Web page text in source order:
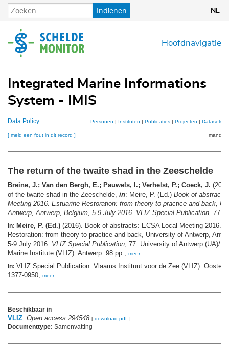
Overslaan
en
de
inhoud
Indienen NL
Hoofdnavigatie
Integrated Marine Informations
System - IMIS
Data Policy Personen | Instituten | Publicaties| Projecten | Datasets
[ meld een fout in dit record ] mandje
The return of the twaite shad in the Zeeschelde
Breine, J.; Van den Bergh, E.; Pauwels, I.; Verhelst, P.; Coeck, J.
of the twaite shad in the Zeeschelde, in: Meire, P. (Ed.) Book of
Meeting 2016. Estuarine Restoration: from theory to practice and back,
Antwerp, Antwerp, Belgium, 5-9 July 2016. VLIZ Special Publication, 77:
In: Meire, P. (Ed.) (2016). Book of abstracts: ECSA Local Meeting 2016.
Restoration: from theory to practice and back, University of Antwerp,
5-9 July 2016. VLIZ Special Publication , 77. University of Antwerp (UA)/
Marine Institute (VLIZ): Antwerp. 98 pp.,
meer
In: VLIZ Special Publication. Vlaams Instituut voor de Zee (VLIZ):
1377-0950,
meer
Beschikbaar in
VLIZ: Open access 294548 [ download pdf ]
Documenttype: Samenvatting